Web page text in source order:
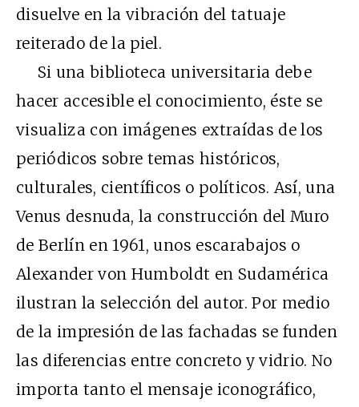
disuelve en la vibración del tatuaje
reiterado de la piel.
Si una biblioteca universitaria debe
hacer accesible el conocimiento, éste se
visualiza con imágenes extraídas de los
periódicos sobre temas históricos,
culturales, científicos o políticos. Así, una
Venus desnuda, la construcción del Muro
de Berlín en 1961, unos escarabajos o
Alexander von Humboldt en Sudamérica
ilustran la selección del autor. Por medio
de la impresión de las fachadas se funden
las diferencias entre concreto y vidrio. No
importa tanto el mensaje iconográfico,